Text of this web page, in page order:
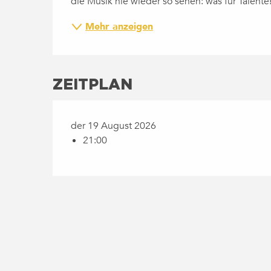
Mehr anzeigen
ZEITPLAN
der 19 August 2026
21:00